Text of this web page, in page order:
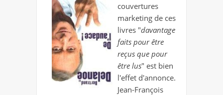
?
couvertures
marketing de ces
livres "davantage
faits pour être
reçus que pour
être lus" est bien
l'effet d'annonce.
Jean-François